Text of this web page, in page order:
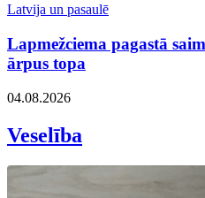
Latvija un pasaulē
Lapmežciema pagastā
ārpus topa
04.08.2026
Veselība